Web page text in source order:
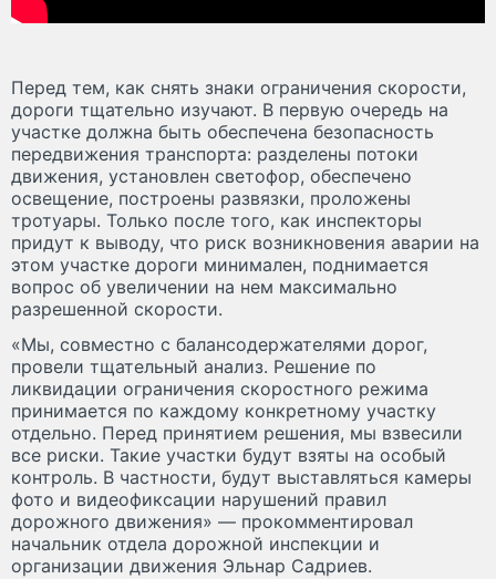
Перед тем, как снять знаки ограничения скорости,
дороги тщательно изучают. В первую очередь на
участке должна быть обеспечена безопасность
передвижения транспорта: разделены потоки
движения, установлен светофор, обеспечено
освещение, построены развязки, проложены
тротуары. Только после того, как инспекторы
придут к выводу, что риск возникновения аварии на
этом участке дороги минимален, поднимается
вопрос об увеличении на нем максимально
разрешенной скорости.
«Мы, совместно с балансодержателями дорог,
провели тщательный анализ. Решение по
ликвидации ограничения скоростного режима
принимается по каждому конкретному участку
отдельно. Перед принятием решения, мы взвесили
все риски. Такие участки будут взяты на особый
контроль. В частности, будут выставляться камеры
фото и видеофиксации нарушений правил
дорожного движения» — прокомментировал
начальник отдела дорожной инспекции и
организации движения Эльнар Садриев.